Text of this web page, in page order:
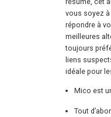
vous soyez
répondre à
meilleures
toujours
liens
idéale pour
Mico est
Tout